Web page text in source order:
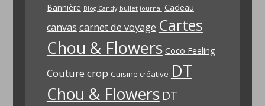
Bannière Blog Candy bullet journal Cadeau
canvas carnet de voyage Cartes
Chou & Flowers Coco Feeling
Couture crop Cuisine créative DT
Chou & Flowers DT